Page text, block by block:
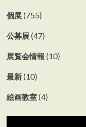
個展(755)
公募展(47)
展覧会情報 (10)
最新(10)
絵画教室(4)